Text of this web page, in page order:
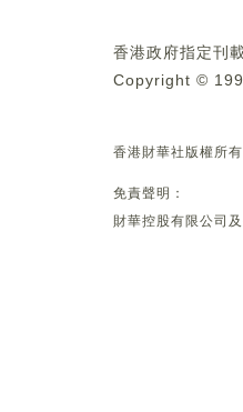
香港政府指定刊
Copyright ©
香港財華社版權所
免責聲明：
財華控股有限公司